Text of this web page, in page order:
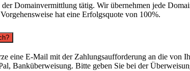
Domainvermittlung tätig. Wir übernehmen jede
hat eine Erfolgsquote von 100%.
eine E-Mail mit der Zahlungsaufforderung an die von
Banküberweisung. Bitte geben Sie bei der